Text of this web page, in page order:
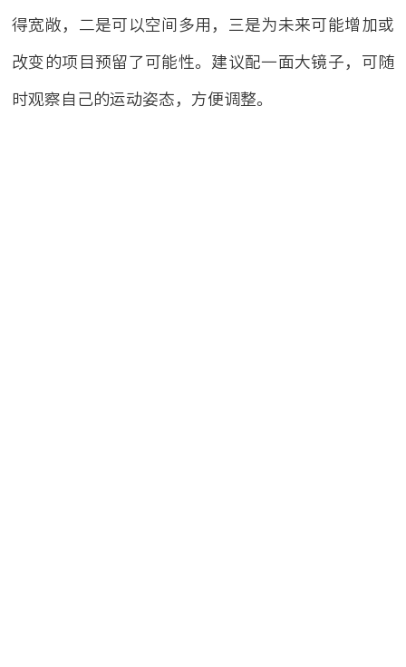
得宽敞，二是可以空间多用，三是为未来可能增加或
改变的项目预留了可能性。建议配一面大镜子，可随
时观察自己的运动姿态，方便调整。